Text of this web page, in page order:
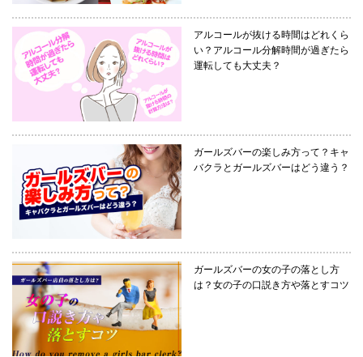
アルコールが抜ける時間はどれくら
い？アルコール分解時間が過ぎたら
運転しても大丈夫？
ガールズバーの楽しみ方って？キャ
バクラとガールズバーはどう違う？
ガールズバーの女の子の落とし方
は？女の子の口説き方や落とすコツ